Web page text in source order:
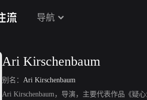
导航
Ari Kirschenbaum
别名： Ari Kirschenbaum
Ari Kirschenbaum，导演，主要代表作品《疑